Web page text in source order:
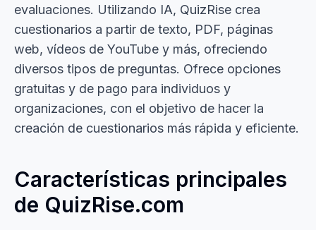
evaluaciones. Utilizando IA, QuizRise crea
cuestionarios a partir de texto, PDF, páginas
web, vídeos de YouTube y más, ofreciendo
diversos tipos de preguntas. Ofrece opciones
gratuitas y de pago para individuos y
organizaciones, con el objetivo de hacer la
creación de cuestionarios más rápida y eficiente.
Características principales
de QuizRise.com